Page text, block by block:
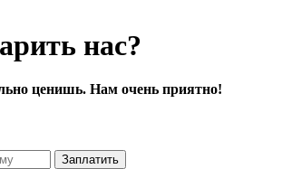
нас?
ценишь. Нам очень приятно!